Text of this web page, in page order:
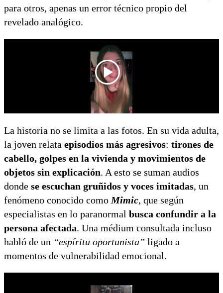
para otros, apenas un error técnico propio del
revelado analógico.
La historia no se limita a las fotos. En su vida adulta,
la joven relata episodios más agresivos: tirones de
cabello, golpes en la vivienda y movimientos de
objetos sin explicación. A esto se suman audios
donde se escuchan gruñidos y voces imitadas, un
fenómeno conocido como Mimic, que según
especialistas en lo paranormal busca confundir a la
persona afectada. Una médium consultada incluso
habló de un “espíritu oportunista” ligado a
momentos de vulnerabilidad emocional.